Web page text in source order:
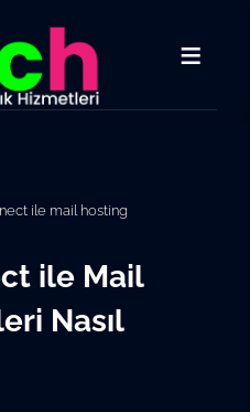
ile mail hosting
ile Mail
Nasıl